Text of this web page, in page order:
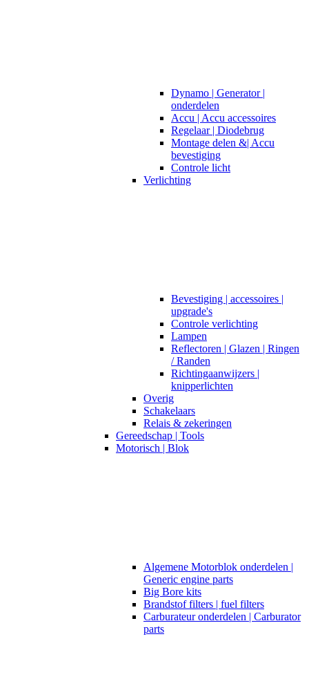
Dynamo | Generator |
onderdelen
Accu | Accu accessoires
Regelaar | Diodebrug
Montage delen &| Accu
bevestiging
Controle licht
Verlichting
Bevestiging | accessoires |
upgrade's
Controle verlichting
Lampen
Reflectoren | Glazen | Ringen
/ Randen
Richtingaanwijzers |
knipperlichten
Overig
Schakelaars
Relais & zekeringen
Gereedschap | Tools
Motorisch | Blok
Algemene Motorblok onderdelen |
Generic engine parts
Big Bore kits
Brandstof filters | fuel filters
Carburateur onderdelen | Carburator
parts